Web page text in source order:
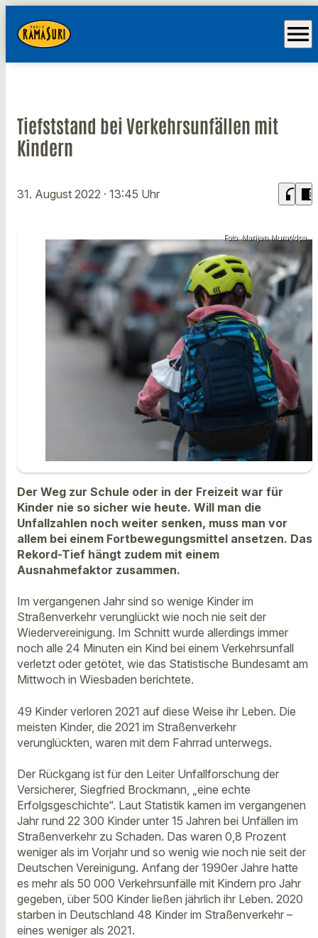
menu
Tiefststand bei Verkehrsunfällen mit
Kindern
31. August 2022 · 13:45 Uhr headphones chrome_reader_mode
Foto: Marijan Murat/dpa
Der Weg zur Schule oder in der Freizeit war für
Kinder nie so sicher wie heute. Will man die
Unfallzahlen noch weiter senken, muss man vor
allem bei einem Fortbewegungsmittel ansetzen. Das
Rekord-Tief hängt zudem mit einem
Ausnahmefaktor zusammen.
Im vergangenen Jahr sind so wenige Kinder im
Straßenverkehr verunglückt wie noch nie seit der
Wiedervereinigung. Im Schnitt wurde allerdings immer
noch alle 24 Minuten ein Kind bei einem Verkehrsunfall
verletzt oder getötet, wie das Statistische Bundesamt am
Mittwoch in Wiesbaden berichtete.
49 Kinder verloren 2021 auf diese Weise ihr Leben. Die
meisten Kinder, die 2021 im Straßenverkehr
verunglückten, waren mit dem Fahrrad unterwegs.
Der Rückgang ist für den Leiter Unfallforschung der
Versicherer, Siegfried Brockmann, „eine echte
Erfolgsgeschichte“. Laut Statistik kamen im vergangenen
Jahr rund 22 300 Kinder unter 15 Jahren bei Unfällen im
Straßenverkehr zu Schaden. Das waren 0,8 Prozent
weniger als im Vorjahr und so wenig wie noch nie seit der
Deutschen Vereinigung. Anfang der 1990er Jahre hatte
es mehr als 50 000 Verkehrsunfälle mit Kindern pro Jahr
gegeben, über 500 Kinder ließen jährlich ihr Leben. 2020
starben in Deutschland 48 Kinder im Straßenverkehr –
eines weniger als 2021.